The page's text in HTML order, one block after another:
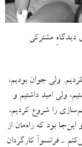
دیدگاهِ مشترکی
ولی جوان بودیم،
ولی امید داشتیم و
را شروع کردیم،
بود که راه‌مان از
ـ فرانسوآ کارگردانِ